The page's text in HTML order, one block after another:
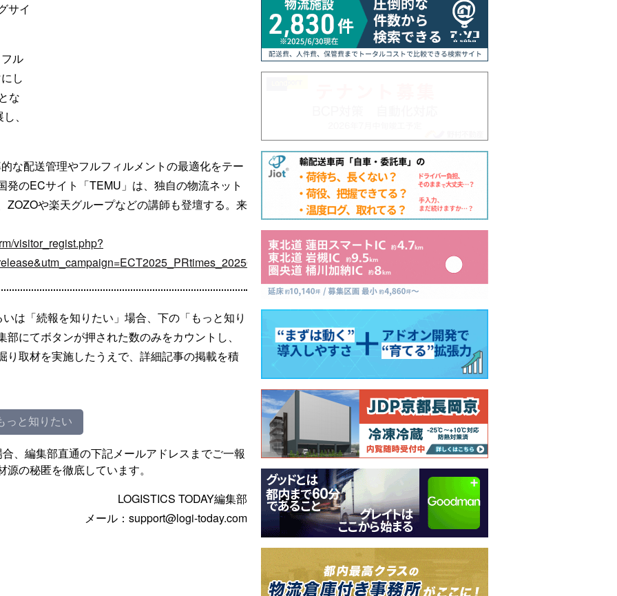
サイ
ル
し
な
、
な配送管理やフルフィルメントの最適化をテー
発のECサイト「TEMU」は、独自の物流ネット
ZOZOや楽天グループなどの講師も登壇する。来
visitor_regist.php?
は「続報を知りたい」場合、下の「もっと知り
にてボタンが押された数のみをカウントし、
り取材を実施したうえで、詳細記事の掲載を積
っと知りたい
、編集部直通の下記メールアドレスまでご一報
の秘匿を徹底しています。
LOGISTICS TODAY編集部
メール：support@logi-today.com